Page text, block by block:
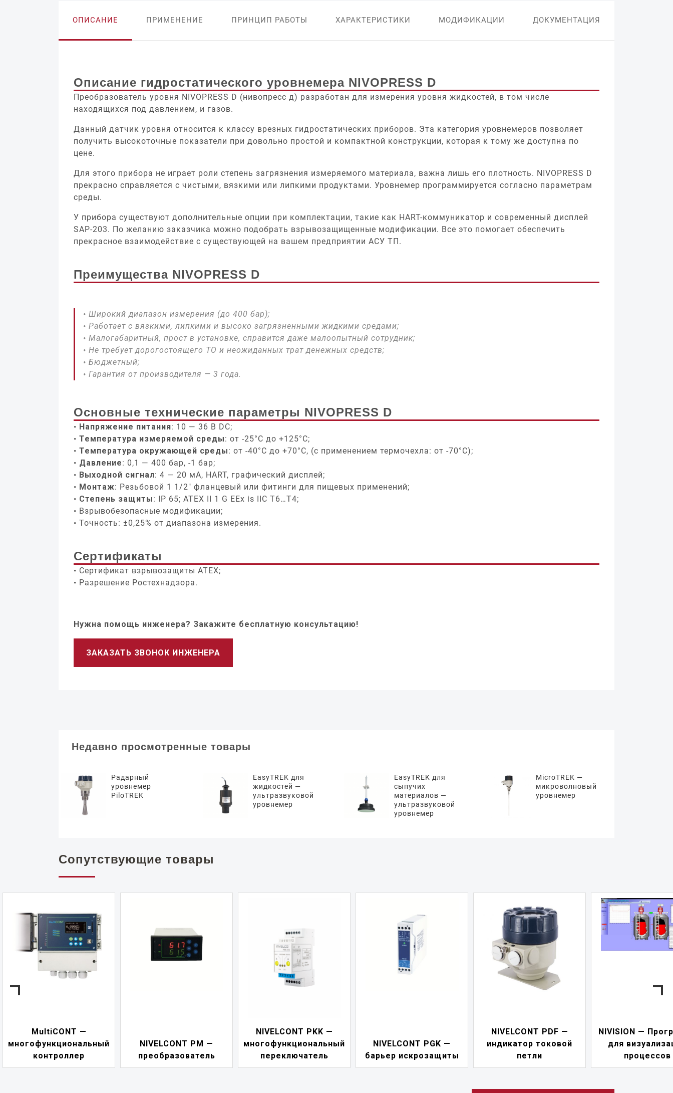
ОПИСАНИЕ ПРИМЕНЕНИЕ ПРИНЦИП РАБОТЫ ХАРАКТЕРИСТИКИ МОДИФИКАЦИИ ДОКУМЕНТАЦИЯ
Описание гидростатического уровнемера NIVOPRESS D
Преобразователь уровня NIVOPRESS D (нивопресс д) разработан для измерения уровня жидкостей, в том числе
находящихся под давлением, и газов.
Данный датчик уровня относится к классу врезных гидростатических приборов. Эта категория уровнемеров позволяет
получить высокоточные показатели при довольно простой и компактной конструкции, которая к тому же доступна по
цене.
Для этого прибора не играет роли степень загрязнения измеряемого материала, важна лишь его плотность. NIVOPRESS D
прекрасно справляется с чистыми, вязкими или липкими продуктами. Уровнемер программируется согласно параметрам
среды.
У прибора существуют дополнительные опции при комплектации, такие как HART-коммуникатор и современный дисплей
SAP-203. По желанию заказчика можно подобрать взрывозащищенные модификации. Все это помогает обеспечить
прекрасное взаимодействие с существующей на вашем предприятии АСУ ТП.
Преимущества NIVOPRESS D
Широкий диапазон измерения (до 400 бар);
Работает с вязкими, липкими и высоко загрязненными жидкими средами;
Малогабаритный, прост в установке, справится даже малоопытный сотрудник;
Не требует дорогостоящего ТО и неожиданных трат денежных средств;
Бюджетный;
Гарантия от производителя — 3 года.
Основные технические параметры NIVOPRESS D
Напряжение питания: 10 — 36 В DC;
Температура измеряемой среды: от -25°C до +125°C;
Температура окружающей среды: от -40°C до +70°C, (с применением термочехла: от -70°C);
Давление: 0,1 — 400 бар, -1 бар;
Выходной сигнал: 4 — 20 мА, HART, графический дисплей;
Монтаж: Резьбовой 1 1/2″ фланцевый или фитинги для пищевых применений;
Степень защиты: IP 65; ATEX II 1 G EEx is IIC T6…T4;
Взрывобезопасные модификации;
Точность: ±0,25% от диапазона измерения.
Сертификаты
Сертификат взрывозащиты ATEX;
Разрешение Ростехнадзора.
Нужна помощь инженера? Закажите бесплатную консультацию!
ЗАКАЗАТЬ ЗВОНОК ИНЖЕНЕРА
Недавно просмотренные товары
Радарный
уровнемер
PiloTREK
EasyTREK для
жидкостей —
ультразвуковой
уровнемер
EasyTREK для
сыпучих
материалов —
ультразвуковой
уровнемер
MicroTREK —
микроволновый
уровнемер
Сопутствующие товары
NIVELCONT PM —
преобразователь
многофункциональный
переключатель
NIVELCONT PGK —
барьер искрозащиты
индикатор токовой
петли
NIVISION — Программа
для визуализации
процессов
NIPOWER —
питания